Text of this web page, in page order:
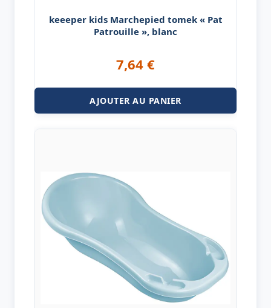
keeeper kids Marchepied tomek « Pat
Patrouille », blanc
7,64 €
AJOUTER AU PANIER